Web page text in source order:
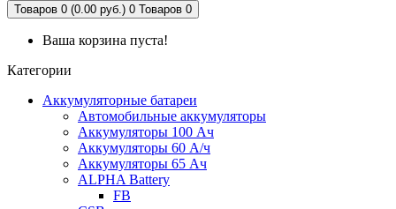
Товаров 0 (0.00 руб.) 0 Товаров 0
Ваша корзина пуста!
Категории
Аккумуляторные батареи
Автомобильные аккумуляторы
Аккумуляторы 100 Ач
Аккумуляторы 60 А/ч
Аккумуляторы 65 Ач
ALPHA Battery
FB